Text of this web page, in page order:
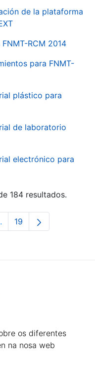
de la plataforma
RCM 2014
para FNMT-
plástico para
de laboratorio
electrónico para
184 resultados.
intermedias Use
Páxina
19
os diferentes
na nosa web